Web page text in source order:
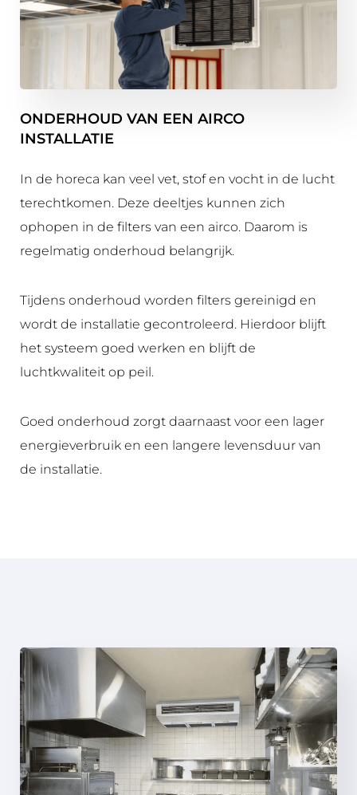
ONDERHOUD VAN EEN AIRCO
INSTALLATIE
In de horeca kan veel vet, stof en vocht in de lucht
terechtkomen. Deze deeltjes kunnen zich
ophopen in de filters van een airco. Daarom is
regelmatig onderhoud belangrijk.
Tijdens onderhoud worden filters gereinigd en
wordt de installatie gecontroleerd. Hierdoor blijft
het systeem goed werken en blijft de
luchtkwaliteit op peil.
Goed onderhoud zorgt daarnaast voor een lager
energieverbruik en een langere levensduur van
de installatie.